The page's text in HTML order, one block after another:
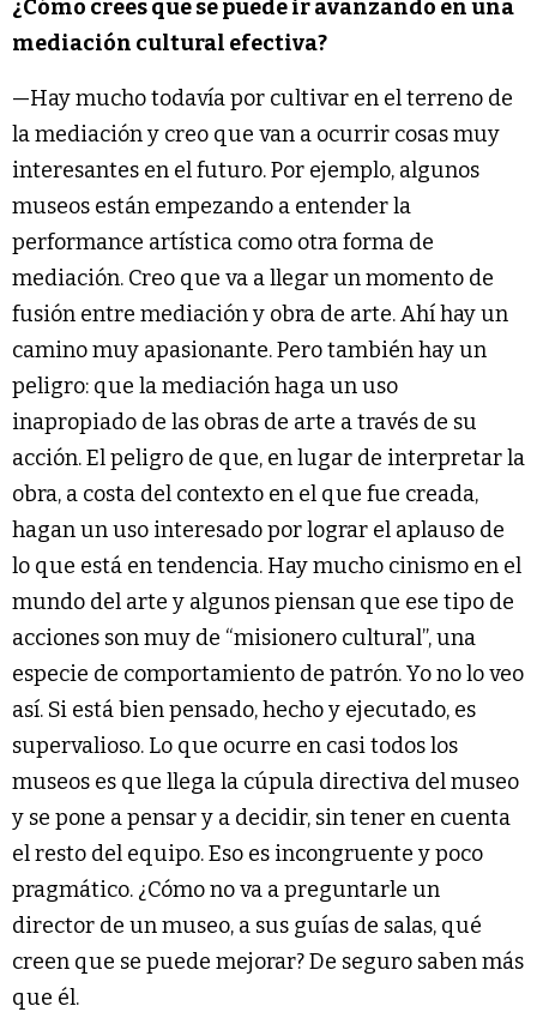
¿Cómo crees que se puede ir avanzando en una
mediación cultural efectiva?
—Hay mucho todavía por cultivar en el terreno de
la mediación y creo que van a ocurrir cosas muy
interesantes en el futuro. Por ejemplo, algunos
museos están empezando a entender la
performance artística como otra forma de
mediación. Creo que va a llegar un momento de
fusión entre mediación y obra de arte. Ahí hay un
camino muy apasionante. Pero también hay un
peligro: que la mediación haga un uso
inapropiado de las obras de arte a través de su
acción. El peligro de que, en lugar de interpretar la
obra, a costa del contexto en el que fue creada,
hagan un uso interesado por lograr el aplauso de
lo que está en tendencia. Hay mucho cinismo en el
mundo del arte y algunos piensan que ese tipo de
acciones son muy de “misionero cultural”, una
especie de comportamiento de patrón. Yo no lo veo
así. Si está bien pensado, hecho y ejecutado, es
supervalioso. Lo que ocurre en casi todos los
museos es que llega la cúpula directiva del museo
y se pone a pensar y a decidir, sin tener en cuenta
el resto del equipo. Eso es incongruente y poco
pragmático. ¿Cómo no va a preguntarle un
director de un museo, a sus guías de salas, qué
creen que se puede mejorar? De seguro saben más
que él.